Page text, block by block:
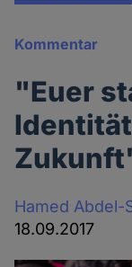
Kommentar
"Euer
Hamed Abdel-
18.09.2017